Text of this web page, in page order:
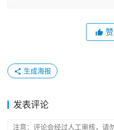
赞
生成海报
发表评论